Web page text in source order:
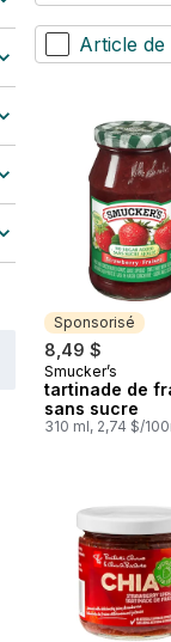
Article
Sponsorisé
8,49 $
Sponsorisé
Smucker’s
tartinade de
sans sucre
310 ml, 2,74 $/